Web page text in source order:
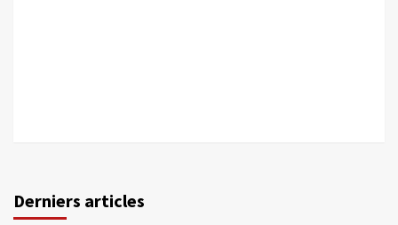
Derniers articles